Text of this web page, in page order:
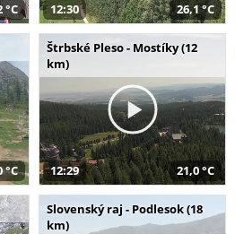
°C 12:30 26,1 °C
°C
Štrbské Pleso - Mostíky (12
km)
12:29 21,0 °C
Slovenský raj - Podlesok (18
km)